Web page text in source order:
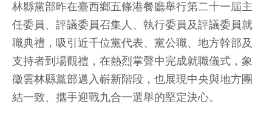
林縣黨部昨在臺西鄉五條港餐廳舉行第二十一屆主
任委員、評議委員召集人、執行委員及評議委員就
職典禮，吸引近千位黨代表、黨公職、地方幹部及
支持者到場觀禮，在熱烈掌聲中完成就職儀式，象
徵雲林縣黨部邁入嶄新階段，也展現中央與地方團
結一致、攜手迎戰九合一選舉的堅定決心。